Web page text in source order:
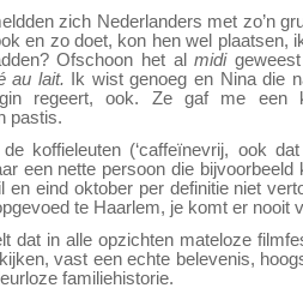
zich Nederlanders met zo’n
en zo doet, kon hen wel plaatsen,
Ofschoon het almidigeweest
au lait. Ik wist genoeg en Nina die
regeert, ook. Ze gaf me een
pastis.
de koffieleuten (‘caffeïnevrij, ook
een nette persoon die
en eind oktober per definitie niet
te Haarlem, je komt er nooit
dat in alle opzichten mateloze
vast een echte belevenis,
familiehistorie.